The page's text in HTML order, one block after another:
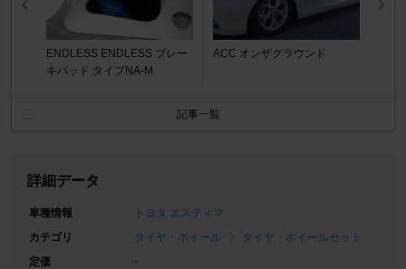
ENDLESS ENDLESS ブレー
キパッド タイプNA-M
ACC オンザグラウンド
記事一覧
詳細データ
車種情報
トヨタ エスティマ
カテゴリ
タイヤ・ホイール
タイヤ・ホイールセット
定価
-